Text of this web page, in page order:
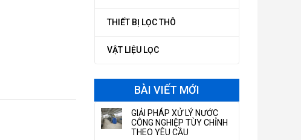
THIẾT BỊ LỌC THÔ
VẬT LIỆU LỌC
BÀI VIẾT MỚI
GIẢI PHÁP XỬ LÝ NƯỚC
CÔNG NGHIỆP TÙY CHỈNH
THEO YÊU CẦU